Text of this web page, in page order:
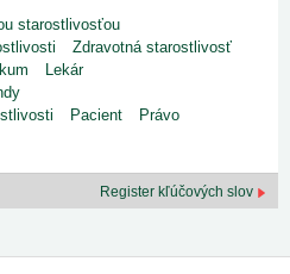
starostlivosťou
Zdravotná starostlivosť
Lekár
Pacient
Právo
Register kľúčových slov